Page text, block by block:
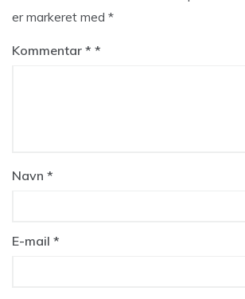
er markeret med *
Kommentar *
Navn *
E-mail *